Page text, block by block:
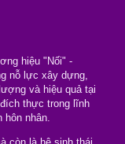
hiệu "Nối" -
nỗ lực xây dựng,
và hiệu quả tại
thực trong lĩnh
nhân.